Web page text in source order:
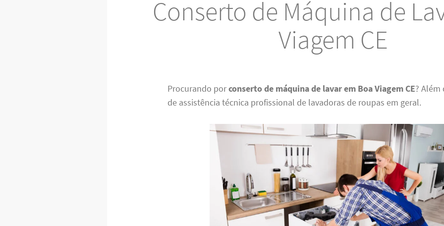
Conserto de Máquina de
Viagem CE
Procurando porconserto de máquina de lavar em Boa Viagem CE? Além
de assistência técnica profissional de lavadoras de roupas em geral.